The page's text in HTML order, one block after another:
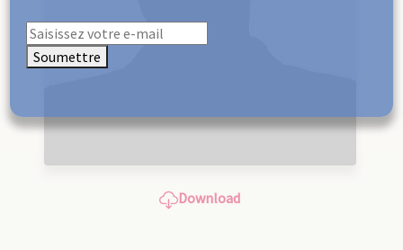
Download
Soumettre